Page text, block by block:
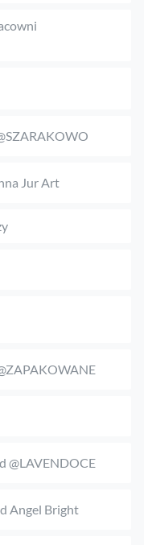
Jur Art
@LAVENDOCE
Angel Bright